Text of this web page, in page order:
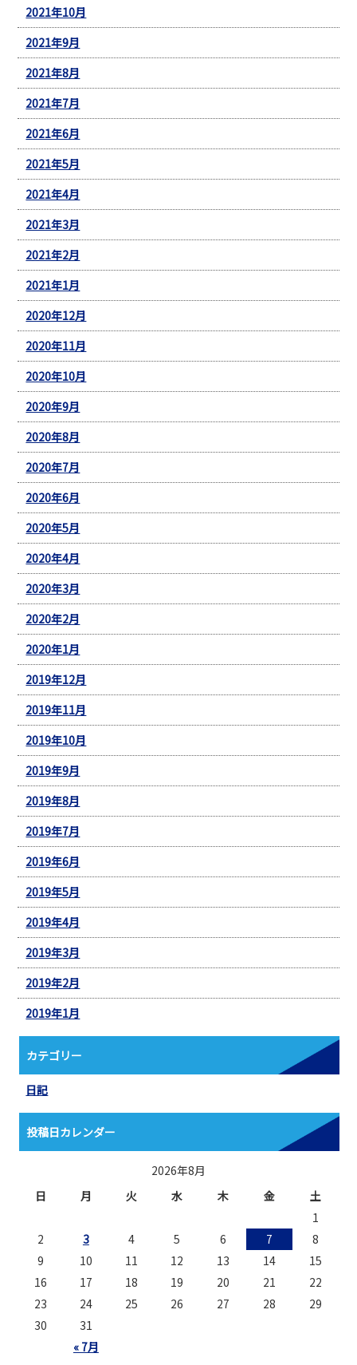
2021年10月
2021年9月
2021年8月
2021年7月
2021年6月
2021年5月
2021年4月
2021年3月
2021年2月
2021年1月
2020年12月
2020年11月
2020年10月
2020年9月
2020年8月
2020年7月
2020年6月
2020年5月
2020年4月
2020年3月
2020年2月
2020年1月
2019年12月
2019年11月
2019年10月
2019年9月
2019年8月
2019年7月
2019年6月
2019年5月
2019年4月
2019年3月
2019年2月
2019年1月
カテゴリー
日記
投稿日カレンダー
2026年8月
日
月 火 水 木 金 土
« 7月
1
2
3 4 5 6 7
8
9
10 11 12 13 14
15
16
17 18 19 20 21
22
23
24 25 26 27 28
29
30
31